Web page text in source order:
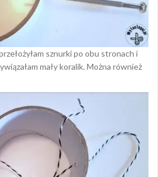
sznurki po obu stronach i
mały koralik. Można również